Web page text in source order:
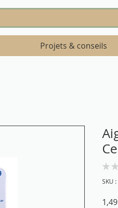
Projets & conseils
★ ★
SKU